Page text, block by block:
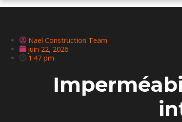
Nael Construction Team
juin 22, 2026
1:47 pm